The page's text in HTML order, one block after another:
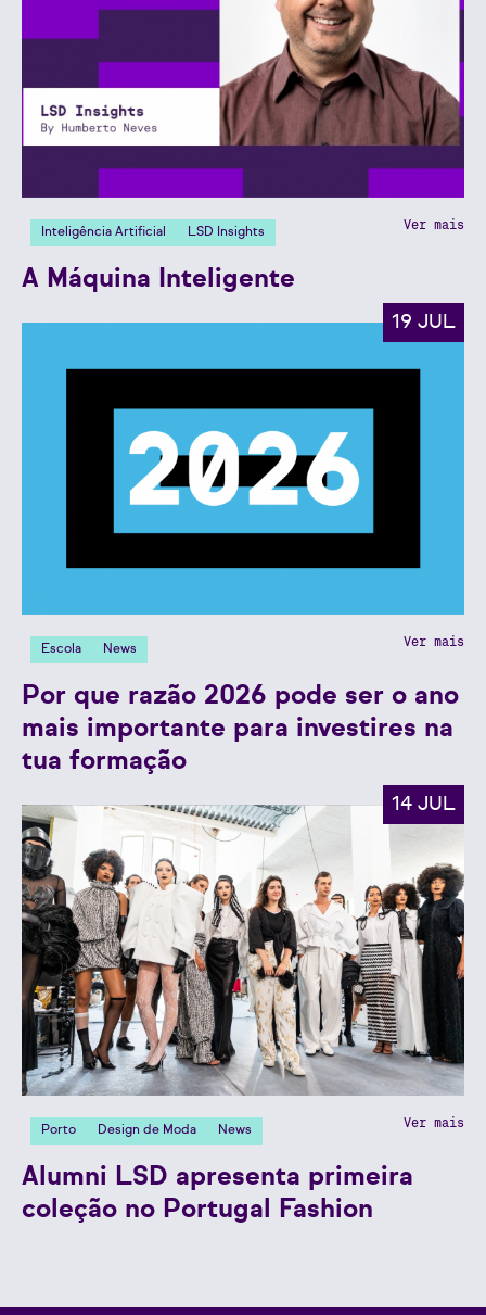
Inteligência Artificial LSD Insights Ver mais
A Máquina Inteligente
19 JUL
Escola News Ver mais
Por que razão 2026 pode ser o ano
mais importante para investires na
tua formação
14 JUL
Porto Design de Moda News Ver mais
Alumni LSD apresenta primeira
coleção no Portugal Fashion